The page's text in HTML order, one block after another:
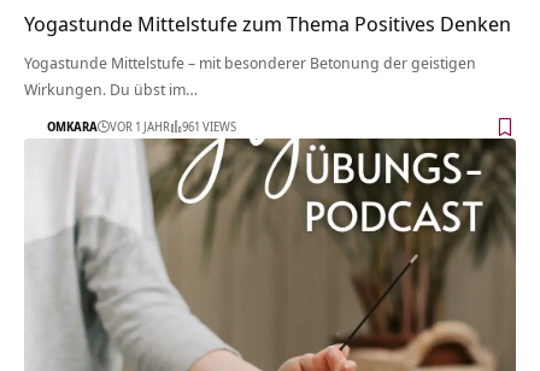
Yogastunde Mittelstufe zum Thema Positives Denken
Yogastunde Mittelstufe – mit besonderer Betonung der geistigen
Wirkungen. Du übst im…
OMKARA VOR 1 JAHR 961 VIEWS